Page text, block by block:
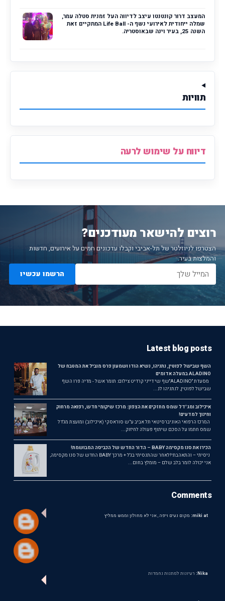
המעצב דרור קונטנטו עיצב לדיווה העל זמנית סטלה עמר,
שמלה ייחודית לאירועי נשף ה- Life Ball המתקיים זאת
השנה 25, בעיר וינה שבאוסטריה.
תוויות
דיווח על שימוש לרעה
רוצים להישאר מעודכנים?
הצטרפו לניוזלטר של תל-אביבי וקבלו עדכונים חמים על אירועים, חדשות
והמלצות בעיר.
הרשמו עכשיו
Latest blog posts
השף שבישל לפוטין, נתניהו, נשיא הודו ושמעון פרס מוביל את המטבח של
ALADINO במעלה אדומים
מסעדת ״ALADINO״שף שי דייני קרדיט צילום: תומר אשל - מדיה פרו השף
שבישל לפוטין, לנתניהו לנ...
איכילוב ומג'דל שמס מחזקים את הצפון: מרכז שיקומי חדש, רפואה מרחוק
וחינוך למדעים!
המרכז הרפואי האוניברסיטאי תל אביב ע"ש סוראסקי (איכילוב) ומועצת מג'דל
שמס חתמו על הסכם שיתוף פעולה לחיזוק...
הכירו את סנו מקסימה BABY – הדור החדש של הכביסה המבושמת!
ניסיתי – והתאהבתי!לאחר שהתנסיתי בג'ל + מרכך BABY החדש של סנו מקסימה,
אני יכולה לומר בלב שלם – מומלץ בחום...
Comments
miki at: מקום נעים ויפה , אני לא מחולון וממש ממליץ
Nika: רעיונות למתנות נחמדות